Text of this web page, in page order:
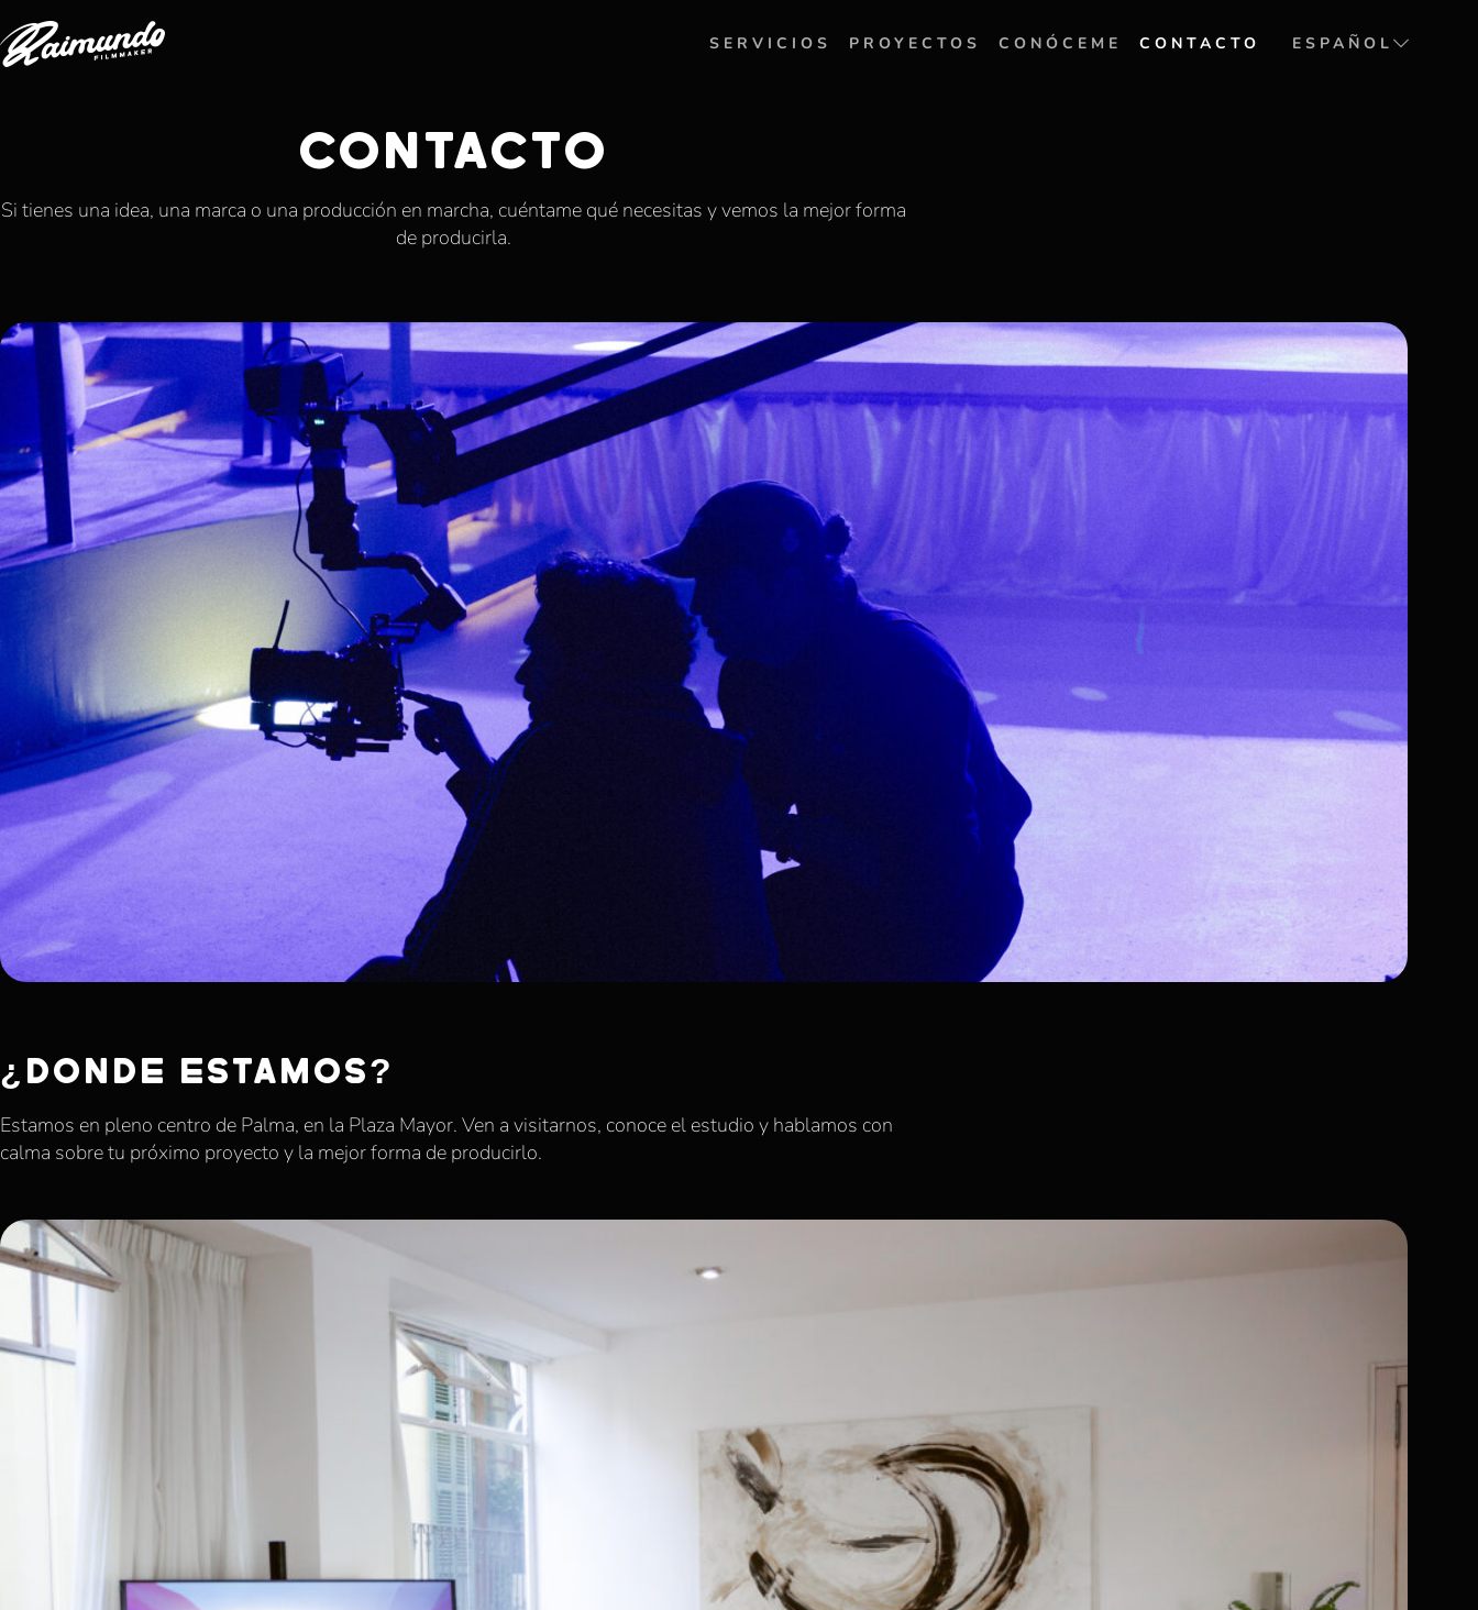
SERVICIOS PROYECTOS CONÓCEME CONTACTO ESPAÑOL
CONTACTO
Si tienes una idea, una marca o una producción en marcha, cuéntame qué necesitas y vemos la mejor forma
de producirla.
¿DÓNDE ESTAMOS?
Estamos en pleno centro de Palma, en la Plaza Mayor. Ven a visitarnos, conoce el estudio y hablamos con
calma sobre tu próximo proyecto y la mejor forma de producirlo.